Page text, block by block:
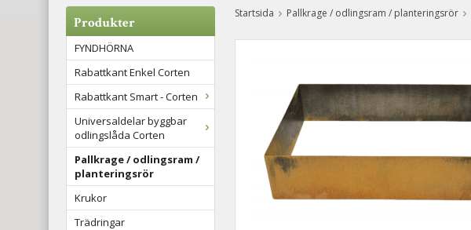
Produkter
FYNDHÖRNA
Rabattkant Enkel Corten
Rabattkant Smart - Corten
Universaldelar byggbar
odlingslåda Corten
Pallkrage / odlingsram /
planteringsrör
Krukor
Trädringar
Startsida Pallkrage / odlingsram / planteringsrör